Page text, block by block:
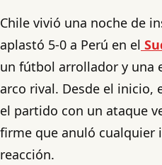
Chile vivió una noche de
aplastó 5-0 a Perú en el
un fútbol arrollador y una
arco rival. Desde el inicio,
el partido con un ataque
firme que anuló cualquier
reacción.